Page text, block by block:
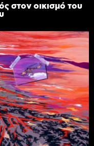
στον οικισμό του